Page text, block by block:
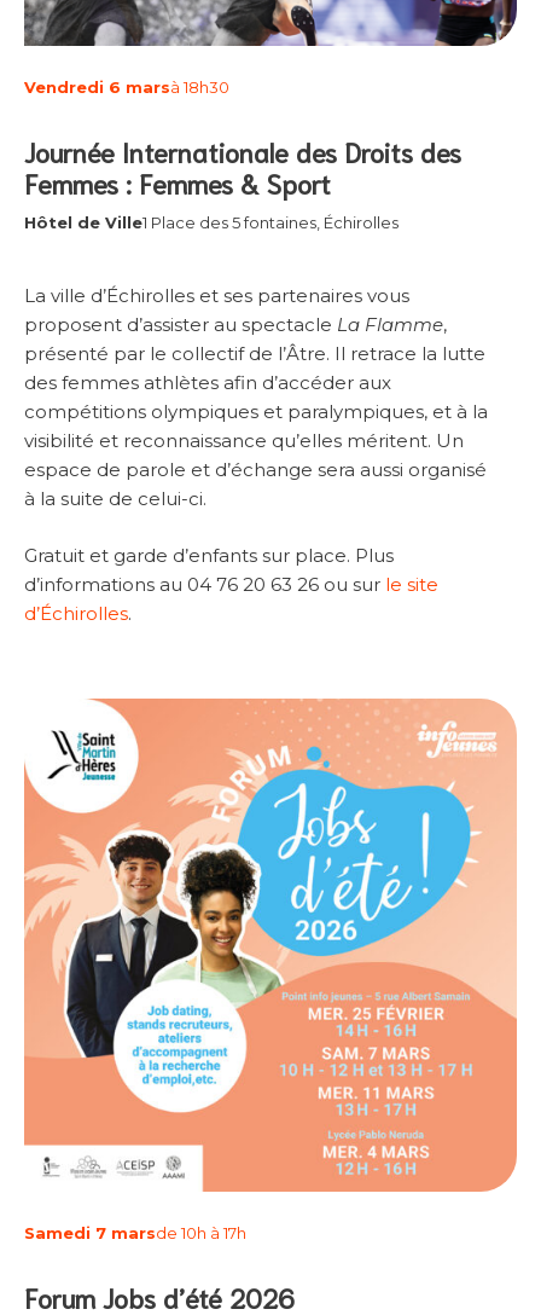
Vendredi 6 marsà 18h30
Journée Internationale des Droits des
Femmes : Femmes & Sport
Hôtel de Ville1 Place des 5 fontaines, Échirolles
La ville d’Échirolles et ses partenaires vous
proposent d’assister au spectacle La Flamme,
présenté par le collectif de l’Âtre. Il retrace la lutte
des femmes athlètes afin d’accéder aux
compétitions olympiques et paralympiques, et à la
visibilité et reconnaissance qu’elles méritent. Un
espace de parole et d’échange sera aussi organisé
à la suite de celui-ci.
Gratuit et garde d’enfants sur place. Plus
d’informations au 04 76 20 63 26 ou sur le site
d’Échirolles.
Samedi 7 marsde 10h à 17h
Forum Jobs d’été 2026